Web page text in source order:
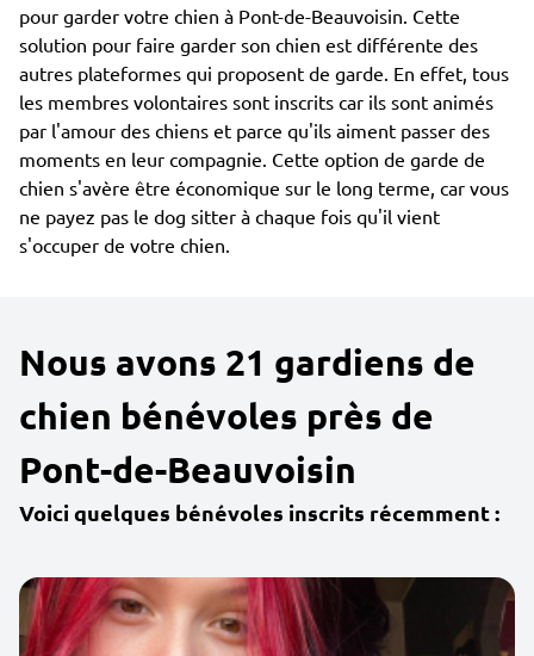
pour garder votre chien à Pont-de-Beauvoisin. Cette
solution pour faire garder son chien est différente des
autres plateformes qui proposent de garde. En effet, tous
les membres volontaires sont inscrits car ils sont animés
par l'amour des chiens et parce qu'ils aiment passer des
moments en leur compagnie. Cette option de garde de
chien s'avère être économique sur le long terme, car vous
ne payez pas le dog sitter à chaque fois qu'il vient
s'occuper de votre chien.
Nous avons 21 gardiens de
chien bénévoles près de
Pont-de-Beauvoisin
Voici quelques bénévoles inscrits récemment :